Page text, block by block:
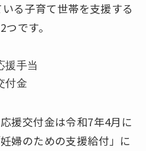
る子育て世帯を支援する
です。
援手当
付金
援交付金は令和7年4月に
婦のための支援給付」に